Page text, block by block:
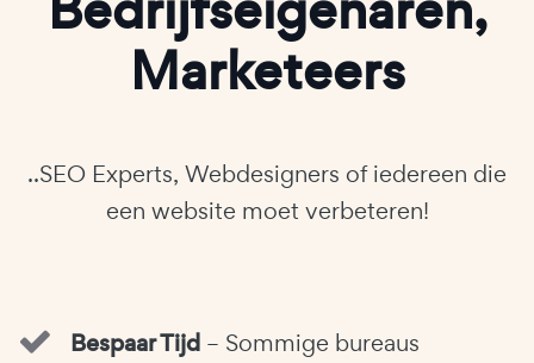
Marketeers
..SEO Experts, Webdesigners of iedereen die
een website moet verbeteren!
Bespaar Tijd – Sommige bureaus